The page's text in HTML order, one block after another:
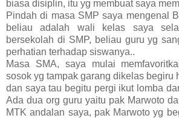
biasa disiplin, itu yg membuat saya
Pindah di masa SMP saya mengenal
beliau adalah wali kelas saya
bersekolah di SMP, beliau guru yg
perhatian terhadap siswanya..
Masa SMA, saya mulai
sosok yg tampak garang dikelas begiru
dan saya tau begitu pergi ikut lomba
Ada dua org guru yaitu pak Marwoto
MTK andalan saya, pak Marwoto yg